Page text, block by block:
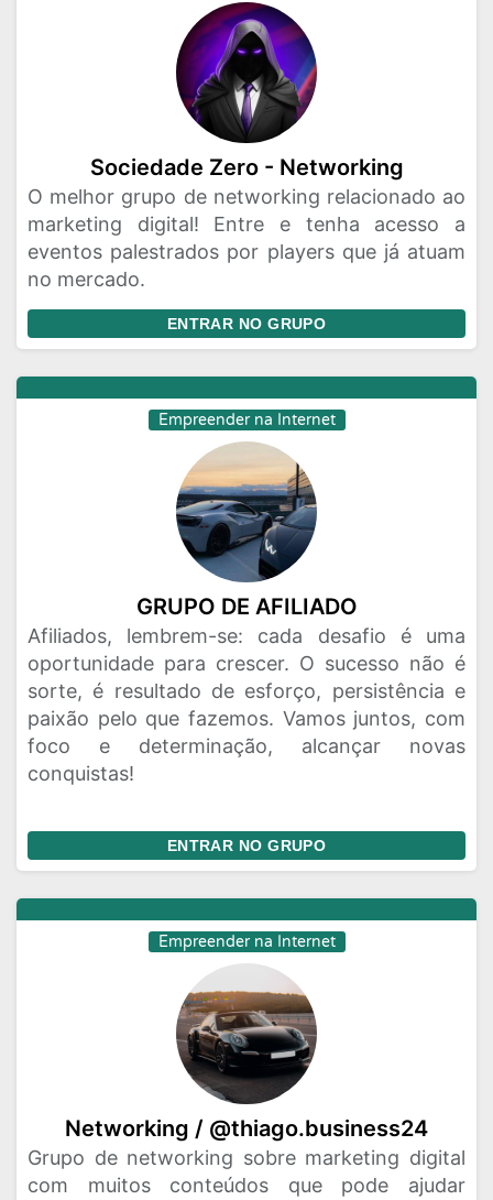
Sociedade Zero - Networking
O melhor grupo de networking relacionado ao
marketing digital! Entre e tenha acesso a
eventos palestrados por players que já atuam
no mercado.
ENTRAR NO GRUPO
Empreender na Internet
GRUPO DE AFILIADO
Afiliados, lembrem-se: cada desafio é uma
oportunidade para crescer. O sucesso não é
sorte, é resultado de esforço, persistência e
paixão pelo que fazemos. Vamos juntos, com
foco e determinação, alcançar novas
conquistas!
ENTRAR NO GRUPO
Empreender na Internet
Networking / @thiago.business24
Grupo de networking sobre marketing digital
com muitos conteúdos que pode ajudar